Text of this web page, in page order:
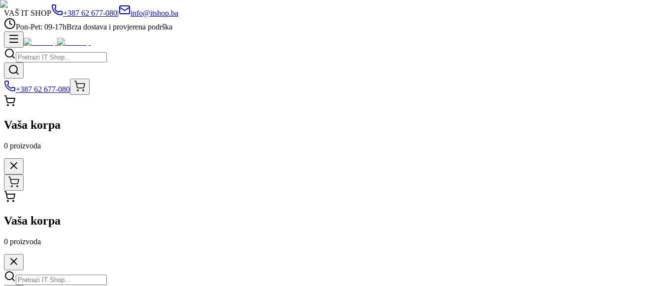
VAŠ IT SHOP +387 62 677-080|
info@itshop.ba
Pon-Pet: 09-17hBrza dostava i provjerena podrška
+387 62 677-080
Vaša korpa
0 proizvoda
Vaša korpa
0 proizvoda